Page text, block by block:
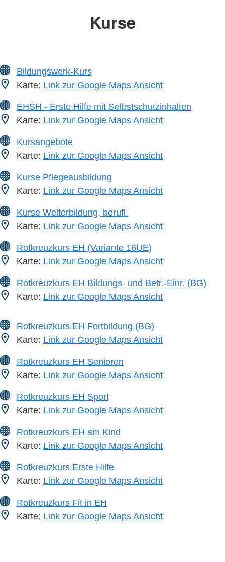
Kurse
Bildungswerk-Kurs
Karte: Link zur Google Maps Ansicht
EHSH - Erste Hilfe mit Selbstschutzinhalten
Karte: Link zur Google Maps Ansicht
Kursangebote
Karte: Link zur Google Maps Ansicht
Kurse Pflegeausbildung
Karte: Link zur Google Maps Ansicht
Kurse Weiterbildung, berufl.
Karte: Link zur Google Maps Ansicht
Rotkreuzkurs EH (Variante 16UE)
Karte: Link zur Google Maps Ansicht
Rotkreuzkurs EH Bildungs- und Betr.-Einr. (BG)
Karte: Link zur Google Maps Ansicht
Rotkreuzkurs EH Fortbildung (BG)
Karte: Link zur Google Maps Ansicht
Rotkreuzkurs EH Senioren
Karte: Link zur Google Maps Ansicht
Rotkreuzkurs EH Sport
Karte: Link zur Google Maps Ansicht
Rotkreuzkurs EH am Kind
Karte: Link zur Google Maps Ansicht
Rotkreuzkurs Erste Hilfe
Karte: Link zur Google Maps Ansicht
Rotkreuzkurs Fit in EH
Karte: Link zur Google Maps Ansicht